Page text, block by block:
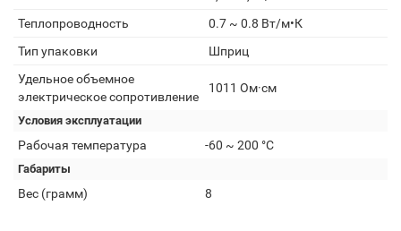
Теплопроводность
0.7 ~ 0.8 Вт/м•К
Тип упаковки
Шприц
Удельное объемное
электрическое сопротивление
1011 Ом·см
Условия эксплуатации
Рабочая температура -60 ~ 200 °C
Габариты
Вес (грамм) 8